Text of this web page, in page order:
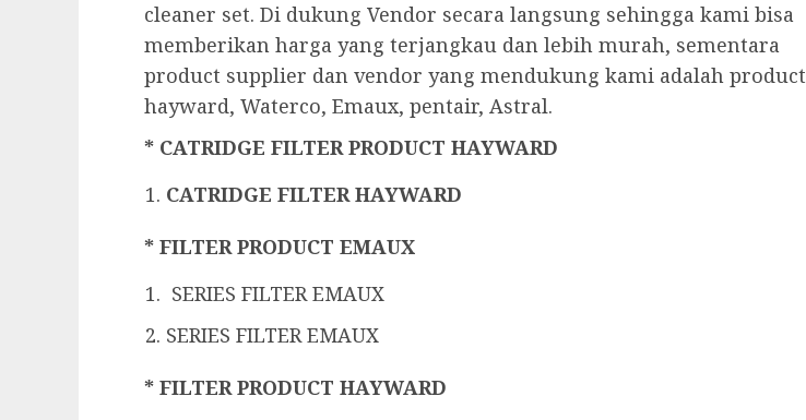
cleaner set. Di dukung Vendor secara langsung sehingga kami bisa
memberikan harga yang terjangkau dan lebih murah, sementara
product supplier dan vendor yang mendukung kami adalah product
hayward, Waterco, Emaux, pentair, Astral.
* CATRIDGE FILTER PRODUCT HAYWARD
CATRIDGE FILTER HAYWARD
* FILTER PRODUCT EMAUX
SERIES FILTER EMAUX
SERIES FILTER EMAUX
* FILTER PRODUCT HAYWARD